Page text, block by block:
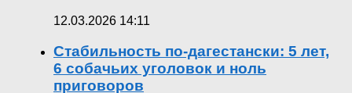
12.03.2026 14:11
Стабильность по-дагестански: 5 лет,
6 собачьих уголовок и ноль
приговоров